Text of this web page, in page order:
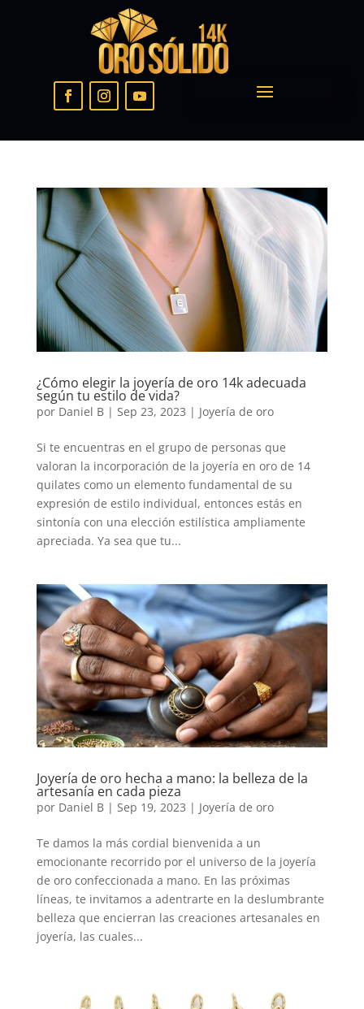
¿Cómo elegir la joyería de oro 14k adecuada
según tu estilo de vida?
por Daniel B| Sep 23, 2023 | Joyería de oro
Si te encuentras en el grupo de personas que
valoran la incorporación de la joyería en oro de 14
quilates como un elemento fundamental de su
expresión de estilo individual, entonces estás en
sintonía con una elección estilística ampliamente
apreciada. Ya sea que tu...
Joyería de oro hecha a mano: la belleza de la
artesanía en cada pieza
por Daniel B| Sep 19, 2023 | Joyería de oro
Te damos la más cordial bienvenida a un
emocionante recorrido por el universo de la joyería
de oro confeccionada a mano. En las próximas
líneas, te invitamos a adentrarte en la deslumbrante
belleza que encierran las creaciones artesanales en
joyería, las cuales...